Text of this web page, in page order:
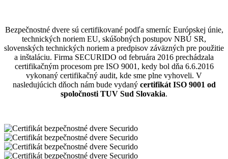
Bezpečnostné dvere sú certifikované podľa smerníc Európskej únie,
technických noriem EU, skúšobných postupov NBÚ SR,
slovenských technických noriem a predpisov záväzných pre použitie
a inštaláciu. Firma SECURIDO od februára 2016 prechádzala
certifikačným procesom pre ISO 9001, kedy bol dňa 6.6.2016
vykonaný certifikačný audit, kde sme plne vyhoveli. V
nasledujúcich dňoch nám bude vydaný certifikát ISO 9001 od
spoločnosti TUV Sud Slovakia.